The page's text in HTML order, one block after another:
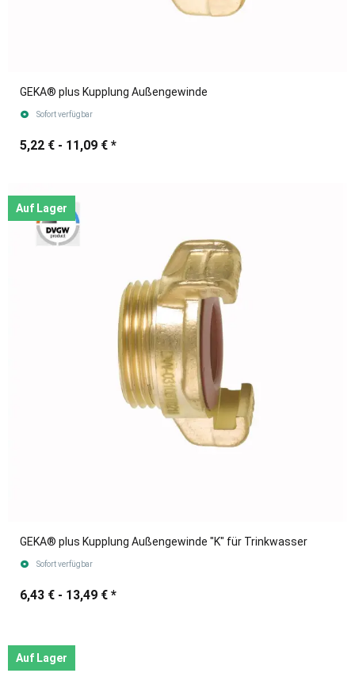
GEKA® plus Kupplung Außengewinde
Sofort verfügbar
5,22 € - 11,09 € *
Auf Lager
GEKA® plus Kupplung Außengewinde "K" für Trinkwasser
Sofort verfügbar
6,43 € - 13,49 € *
Auf Lager